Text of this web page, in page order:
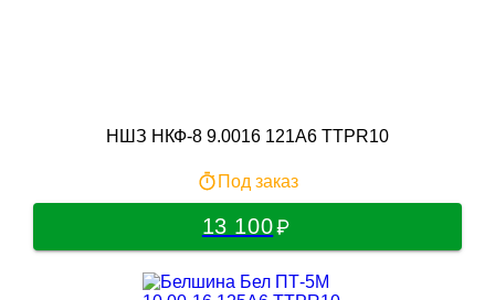
НШЗ НКФ-8 9.0016 121A6 TTPR10
Под заказ
13 100